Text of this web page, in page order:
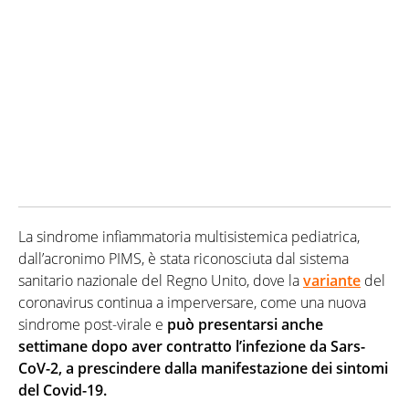
La sindrome infiammatoria multisistemica pediatrica,
dall’acronimo PIMS, è stata riconosciuta dal sistema
sanitario nazionale del Regno Unito, dove lavariante del
coronavirus continua a imperversare, come una nuova
sindrome post-virale e può presentarsi anche
settimane dopo aver contratto l’infezione da Sars-
CoV-2, a prescindere dalla manifestazione dei sintomi
del Covid-19.